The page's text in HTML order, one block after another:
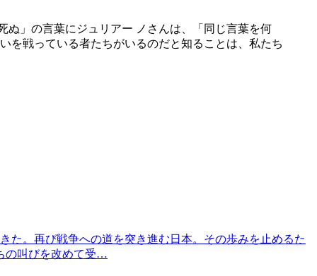
ぬ」の言葉にジュリアー ノさんは、「同じ言葉を何
を戦っている者たちがいるのだと知ることは、私たち
た。再び戦争への道を突き進む日本。その歩みを止めるた
の叫びを改めて受…